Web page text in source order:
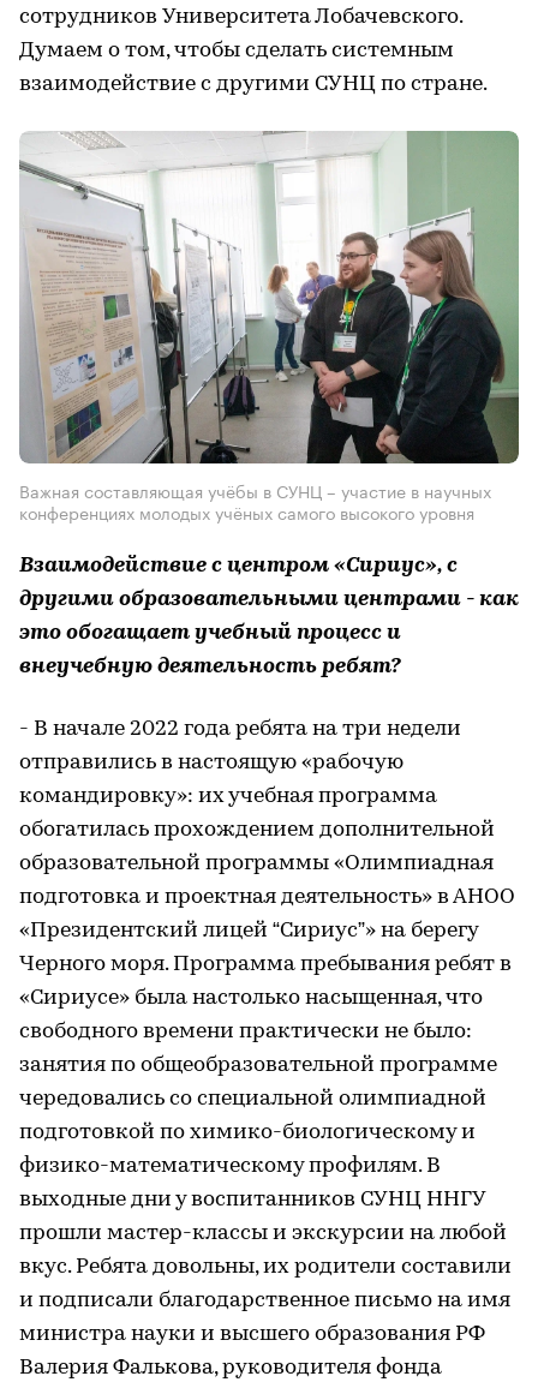
сотрудников Университета Лобачевского.
Думаем о том, чтобы сделать системным
взаимодействие с другими СУНЦ по стране.
Важная составляющая учёбы в СУНЦ – участие в научных
конференциях молодых учёных самого высокого уровня
Взаимодействие с центром «Сириус», с
другими образовательными центрами - как
это обогащает учебный процесс и
внеучебную деятельность ребят?
- В начале 2022 года ребята на три недели
отправились в настоящую «рабочую
командировку»: их учебная программа
обогатилась прохождением дополнительной
образовательной программы «Олимпиадная
подготовка и проектная деятельность» в АНОО
«Президентский лицей “Сириус”» на берегу
Черного моря. Программа пребывания ребят в
«Сириусе» была настолько насыщенная, что
свободного времени практически не было:
занятия по общеобразовательной программе
чередовались со специальной олимпиадной
подготовкой по химико-биологическому и
физико-математическому профилям. В
выходные дни у воспитанников СУНЦ ННГУ
прошли мастер-классы и экскурсии на любой
вкус. Ребята довольны, их родители составили
и подписали благодарственное письмо на имя
министра науки и высшего образования РФ
Валерия Фалькова, руководителя фонда